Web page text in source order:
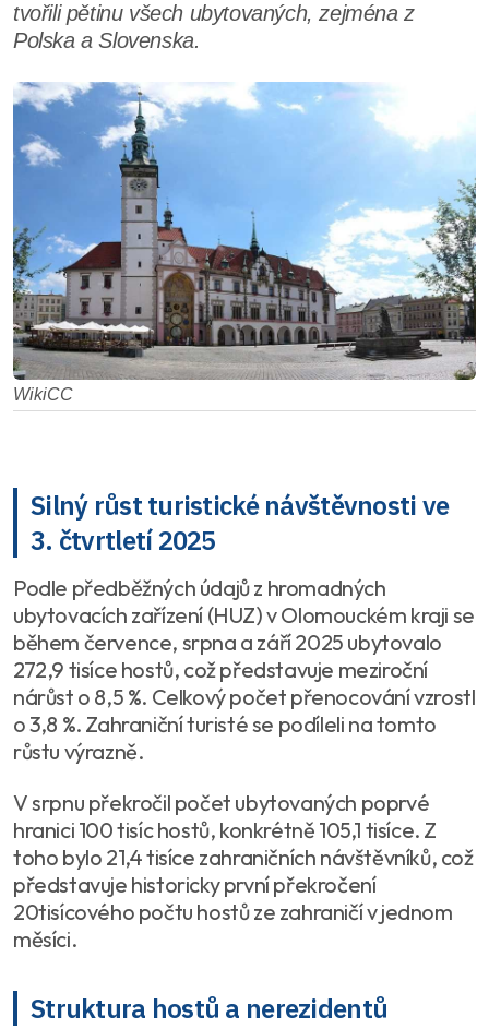
tvořili pětinu všech ubytovaných, zejména z
Polska a Slovenska.
WikiCC
Silný růst turistické návštěvnosti ve
3. čtvrtletí 2025
Podle předběžných údajů z hromadných
ubytovacích zařízení (HUZ) v Olomouckém kraji se
během července, srpna a září 2025 ubytovalo
272,9 tisíce hostů, což představuje meziroční
nárůst o 8,5 %. Celkový počet přenocování vzrostl
o 3,8 %. Zahraniční turisté se podíleli na tomto
růstu výrazně.
V srpnu překročil počet ubytovaných poprvé
hranici 100 tisíc hostů, konkrétně 105,1 tisíce. Z
toho bylo 21,4 tisíce zahraničních návštěvníků, což
představuje historicky první překročení
20tisícového počtu hostů ze zahraničí v jednom
měsíci.
Struktura hostů a nerezidentů